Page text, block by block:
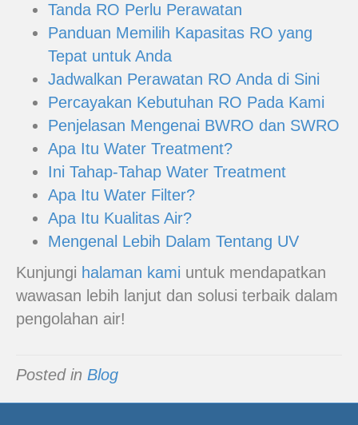
Tanda RO Perlu Perawatan
Panduan Memilih Kapasitas RO yang
Tepat untuk Anda
Jadwalkan Perawatan RO Anda di Sini
Percayakan Kebutuhan RO Pada Kami
Penjelasan Mengenai BWRO dan SWRO
Apa Itu Water Treatment?
Ini Tahap-Tahap Water Treatment
Apa Itu Water Filter?
Apa Itu Kualitas Air?
Mengenal Lebih Dalam Tentang UV
Kunjungi halaman kami untuk mendapatkan
wawasan lebih lanjut dan solusi terbaik dalam
pengolahan air!
Posted in Blog